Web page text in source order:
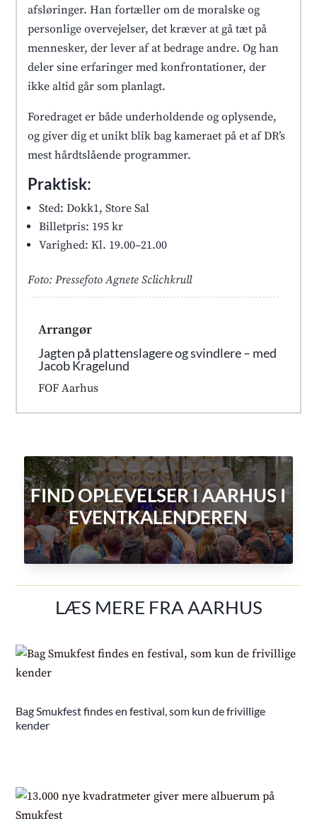
afsløringer. Han fortæller om de moralske og
personlige overvejelser, det kræver at gå tæt på
mennesker, der lever af at bedrage andre. Og han
deler sine erfaringer med konfrontationer, der
ikke altid går som planlagt.
Foredraget er både underholdende og oplysende,
og giver dig et unikt blik bag kameraet på et af DR’s
mest hårdtslående programmer.
Praktisk:
Sted: Dokk1, Store Sal
Billetpris: 195 kr
Varighed: Kl. 19.00–21.00
Foto: Pressefoto Agnete Sclichkrull
Arrangør
Jagten på plattenslagere og svindlere – med
Jacob Kragelund
FOF Aarhus
FIND OPLEVELSER I AARHUS I
EVENTKALENDEREN
LÆS MERE FRA AARHUS
Bag Smukfest findes en festival, som kun de frivillige
kender